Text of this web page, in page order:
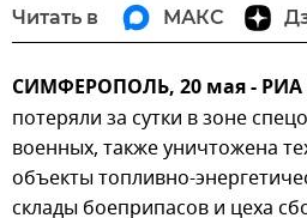
Читать в МАКС
СИМФЕРОПОЛЬ, 20 мая -
потеряли за сутки в зоне
военных, также уничтожена
объекты топливно-
склады боеприпасов и цеха